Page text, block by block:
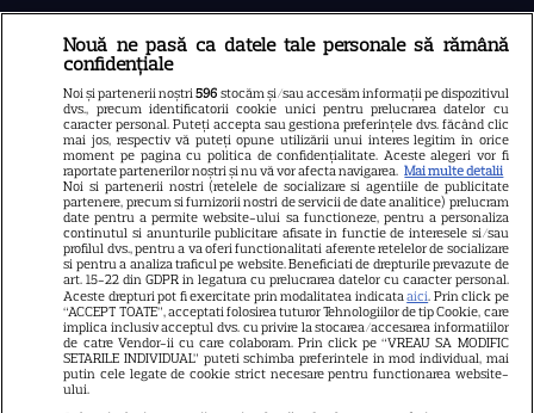
Libertatea
Libertatea pentru femei
GSP
Știri mondene
Avantaje
Elle
Unica
Retete practice
URMĂREȘTE-NE PE
Nouă ne pasă ca datele tale personale să rămână
confidențiale
Noi și partenerii noștri596 stocăm și/sau accesăm informații pe dispozitivul
dvs., precum identificatorii cookie unici pentru prelucrarea datelor cu
caracter personal. Puteți accepta sau gestiona preferințele dvs. făcând clic
mai jos, respectiv vă puteți opune utilizării unui interes legitim în orice
moment pe pagina cu politica de confidențialitate. Aceste alegeri vor fi
raportate partenerilor noștri și nu vă vor afecta navigarea. Mai multe detalii
Noi si partenerii nostri (retelele de socializare si agentiile de publicitate
partenere, precum si furnizorii nostri de servicii de date analitice) prelucram
date pentru a permite website-ului sa functioneze, pentru a personaliza
continutul si anunturile publicitare afisate in functie de interesele si/sau
profilul dvs., pentru a va oferi functionalitati aferente retelelor de socializare
si pentru a analiza traficul pe website. Beneficiati de drepturile prevazute de
art. 15-22 din GDPR in legatura cu prelucrarea datelor cu caracter personal.
Aceste drepturi pot fi exercitate prin modalitatea indicataaici. Prin click pe
“ACCEPT TOATE”, acceptati folosirea tuturor Tehnologiilor de tip Cookie, care
implica inclusiv acceptul dvs. cu privire la stocarea/accesarea informatiilor
de catre Vendor-ii cu care colaboram. Prin click pe “VREAU SA MODIFIC
SETARILE INDIVIDUAL” puteti schimba preferintele in mod individual, mai
putin cele legate de cookie strict necesare pentru functionarea website-
ului.